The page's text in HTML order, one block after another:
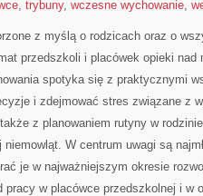
, trybuny, wczesne wychowanie,
z myślą o rodzicach oraz o
przedszkoli i placówek opieki nad
spotyka się z praktycznymi
i zdejmować stres związane z
z planowaniem rutyny w
W centrum uwagi są
je w najważniejszym okresie
w placówce przedszkolnej i w